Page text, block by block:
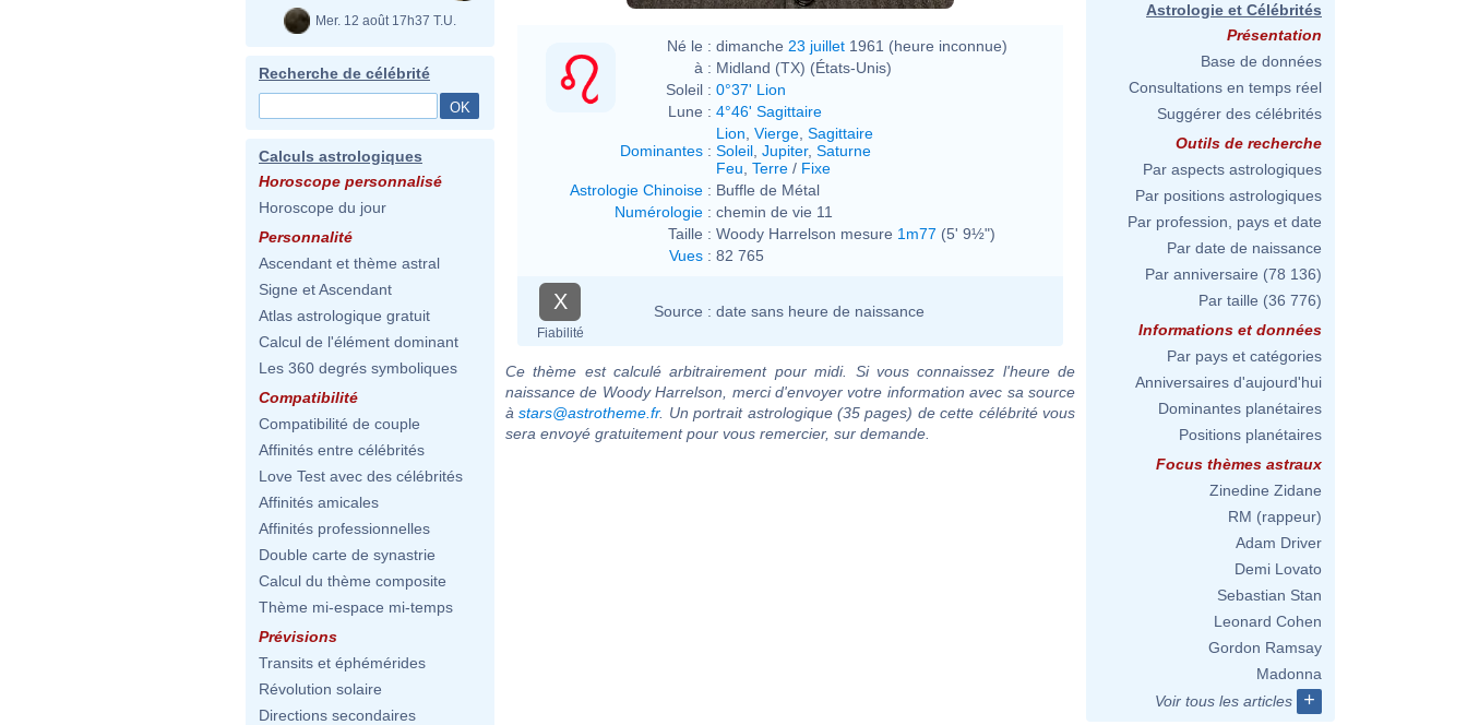
Mer. 12 août 17h37 T.U.
Recherche de célébrité
Calculs astrologiques
Horoscope personnalisé
Horoscope du jour
Personnalité
Ascendant et thème astral
Signe et Ascendant
Atlas astrologique gratuit
Calcul de l'élément dominant
Les 360 degrés symboliques
Compatibilité
Compatibilité de couple
Affinités entre célébrités
Love Test avec des célébrités
Affinités amicales
Affinités professionnelles
Double carte de synastrie
Calcul du thème composite
Thème mi-espace mi-temps
Prévisions
Transits et éphémérides
Révolution solaire
Directions secondaires
Né le : dimanche 23 juillet 1961 (heure inconnue)
à : Midland (TX) (États-Unis)
Soleil : 0°37' Lion
Lune : 4°46' Sagittaire
Dominantes :
Lion Vierge Sagittaire
Soleil Jupiter, Saturne
Feu Terre / Fixe
Astrologie Chinoise : Buffle de Métal
Numérologie : chemin de vie 11
Taille : Woody Harrelson mesure 1m77 (5' 9½")
Vues : 82 765
X
Fiabilité
Source : date sans heure de naissance
Ce thème est calculé arbitrairement pour midi. Si vous connaissez l'heure de
naissance de Woody Harrelson, merci d'envoyer votre information avec sa source
àstars@astrotheme.fr. Un portrait astrologique (35 pages) de cette célébrité vous
sera envoyé gratuitement pour vous remercier, sur demande.
Astrologie et Célébrités
Présentation
Base de données
Consultations en temps réel
Suggérer des célébrités
Outils de recherche
Par aspects astrologiques
Par positions astrologiques
Par profession, pays et date
Par date de naissance
Par anniversaire (78 136)
Par taille (36 776)
Informations et données
Par pays et catégories
Anniversaires d'aujourd'hui
Dominantes planétaires
Positions planétaires
Focus thèmes astraux
Zinedine Zidane
RM (rappeur)
Adam Driver
Demi Lovato
Sebastian Stan
Leonard Cohen
Gordon Ramsay
Madonna
Voir tous les articles
+